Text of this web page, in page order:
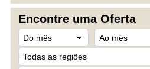
Encontre uma Oferta